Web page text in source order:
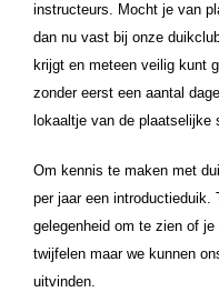
instructeurs. Mocht je van
dan nu vast bij onze
krijgt en meteen veilig kunt
zonder eerst een aantal
lokaaltje van de plaatselijke
Om kennis te maken met
per jaar een introductieduik.
gelegenheid om te zien of
twijfelen maar we kunnen
uitvinden.